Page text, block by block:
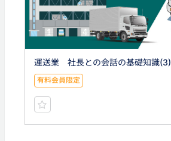
運送業 社長との会話の基礎知識(3)
有料会員限定